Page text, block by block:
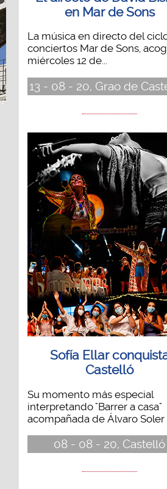
en Mar de Sons
La música en directo del
conciertos Mar de Sons,
miércoles 12 de...
13 - 08 - 20, Grao de
Sofía Ellar
Castelló
Su momento más especial
interpretando "Barrer a casa"
acompañada de Álvaro Soler
08 - 08 - 20, Castelló